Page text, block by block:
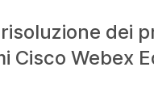
dei
Cisco Webex